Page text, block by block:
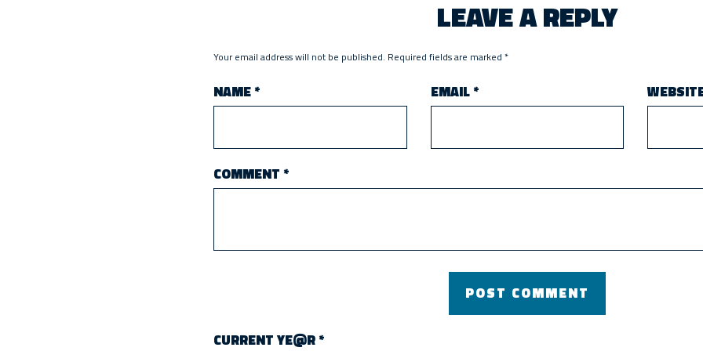
LEAVE A REPLY
Your email address will not be published. Required fields are marked *
NAME* EMAIL*
COMMENT *
CURRENT YE@R*